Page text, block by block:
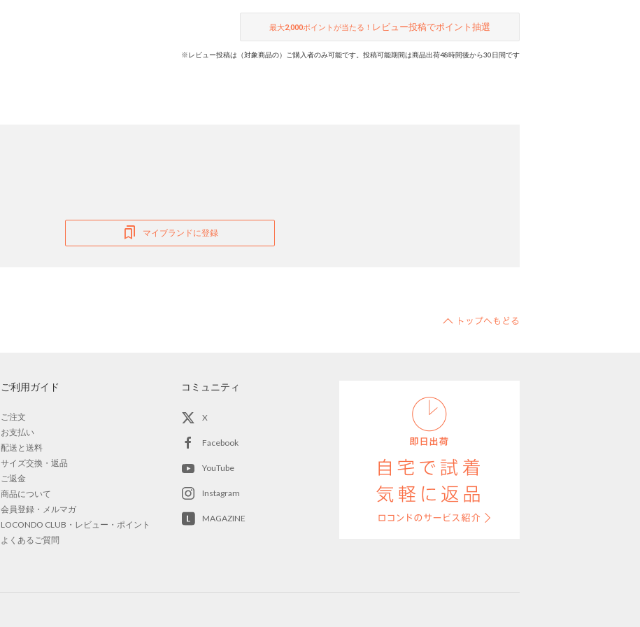
最大2,000ポイントが当たる！ レビュー投稿でポイント抽選
※レビュー投稿は（対象商品の）ご購入者のみ可能です。投稿可能期間は商品出荷48時間後から30日間です
マイブランドに登録
ご利用ガイド
ご注文
お支払い
配送と送料
サイズ交換・返品
ご返金
商品について
会員登録・メルマガ
LOCONDO CLUB・レビュー・ポイント
よくあるご質問
コミュニティ
X
Facebook
YouTube
Instagram
MAGAZINE